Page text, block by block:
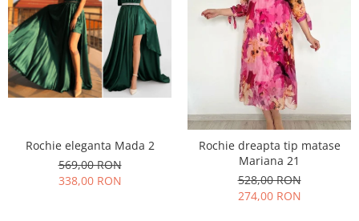
Rochie eleganta Mada 2
569,00 RON
338,00 RON
Rochie dreapta tip matase
Mariana 21
528,00 RON
274,00 RON